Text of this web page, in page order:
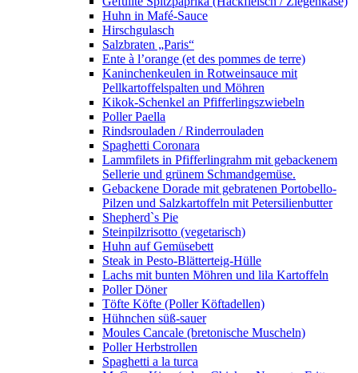
Huhn in Mafé-Sauce
Hirschgulasch
Salzbraten „Paris“
Ente à l’orange (et des pommes de terre)
Kaninchenkeulen in Rotweinsauce mit
Pellkartoffelspalten und Möhren
Kikok-Schenkel an Pfifferlingszwiebeln
Poller Paella
Rindsrouladen / Rinderrouladen
Spaghetti Coronara
Lammfilets in Pfifferlingrahm mit gebackenem
Sellerie und grünem Schmandgemüse.
Gebackene Dorade mit gebratenen Portobello-
Pilzen und Salzkartoffeln mit Petersilienbutter
Shepherd`s Pie
Steinpilzrisotto (vegetarisch)
Huhn auf Gemüsebett
Steak in Pesto-Blätterteig-Hülle
Lachs mit bunten Möhren und lila Kartoffeln
Poller Döner
Töfte Köfte (Poller Köftadellen)
Hühnchen süß-sauer
Moules Cancale (bretonische Muscheln)
Poller Herbstrollen
Spaghetti a la turca